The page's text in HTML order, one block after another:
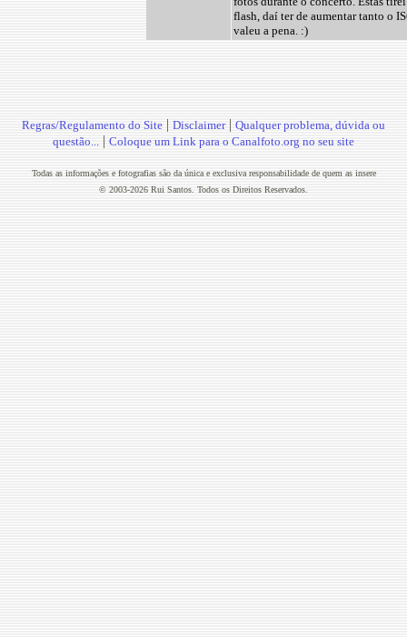
flash, daí ter de aumentar tanto o
valeu a pena. :)
Regras/Regulamento do Site | Disclaimer| Qualquer problema, dúvida ou
questão... | Coloque um Link para o Canalfoto.org no seu site
Todas as informações e fotografias são da única e exclusiva responsabilidade de quem as insere
© 2003-2026 Rui Santos. Todos os Direitos Reservados.